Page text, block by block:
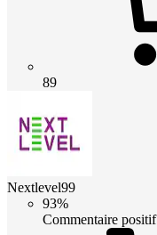
89
Nextlevel99
93%
Commentaire positif